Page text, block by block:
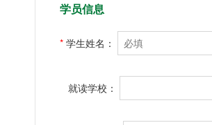
学员信息
* 学生姓名：
就读学校：